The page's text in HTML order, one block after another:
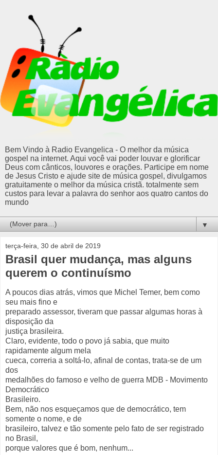
Bem Vindo à Radio Evangelica - O melhor da música
gospel na internet. Aqui você vai poder louvar e glorificar
Deus com cânticos, louvores e orações. Participe em nome
de Jesus Cristo e ajude site de música gospel, divulgamos
gratuitamente o melhor da música cristã. totalmente sem
custos para levar a palavra do senhor aos quatro cantos do
mundo
▼
terça-feira, 30 de abril de 2019
Brasil quer mudança, mas alguns
querem o continuísmo
A poucos dias atrás, vimos que Michel Temer, bem como
seu mais fino e
preparado assessor, tiveram que passar algumas horas à
disposição da
justiça brasileira.
Claro, evidente, todo o povo já sabia, que muito
rapidamente algum mela
cueca, correria a soltá-lo, afinal de contas, trata-se de um
dos
medalhões do famoso e velho de guerra MDB - Movimento
Democrático
Brasileiro.
Bem, não nos esqueçamos que de democrático, tem
somente o nome, e de
brasileiro, talvez e tão somente pelo fato de ser registrado
no Brasil,
porque valores que é bom, nenhum...